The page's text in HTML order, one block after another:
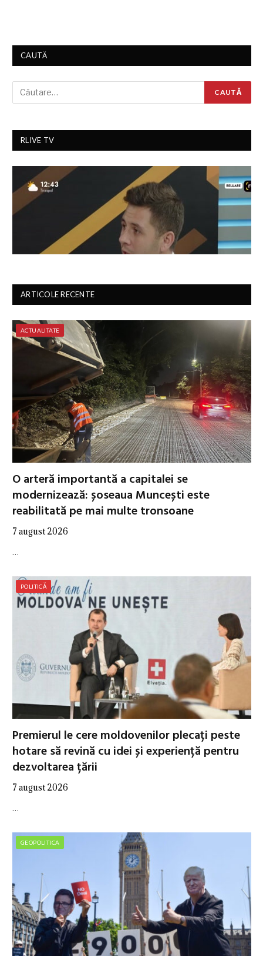
CAUTĂ
RLIVE TV
ARTICOLE RECENTE
ACTUALITATE
O arteră importantă a capitalei se
modernizează: șoseaua Muncești este
reabilitată pe mai multe tronsoane
7 august 2026
…
POLITICĂ
Premierul le cere moldovenilor plecați peste
hotare să revină cu idei și experiență pentru
dezvoltarea țării
7 august 2026
…
GEOPOLITICA